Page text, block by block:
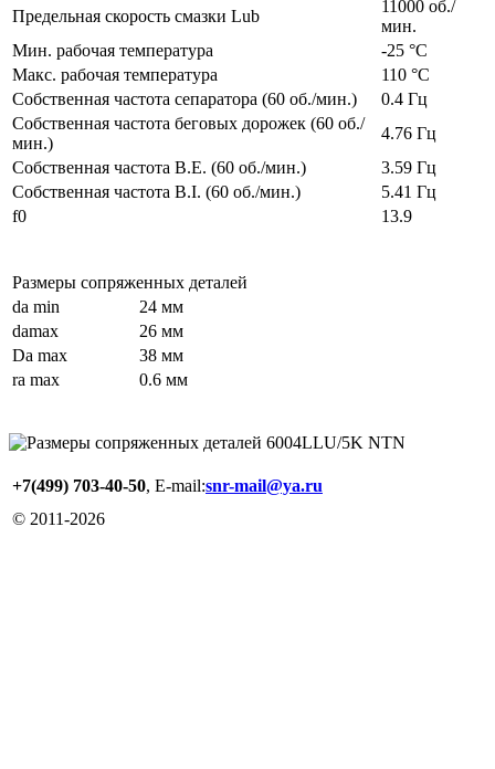
Предельная скорость смазки Lub
11000 об./
мин.
Мин. рабочая температура
-25 °C
Макс. рабочая температура
110 °C
Собственная частота сепаратора (60 об./мин.)
0.4 Гц
Собственная частота беговых дорожек (60 об./
мин.)
4.76 Гц
Собственная частота B.E. (60 об./мин.)
3.59 Гц
Собственная частота B.I. (60 об./мин.)
5.41 Гц
f0
13.9
Размеры сопряженных деталей
da min
24 мм
damax
26 мм
Da max
38 мм
ra max
0.6 мм
+7(499) 703-40-50, E-mail:snr-mail@ya.ru
© 2011-2026